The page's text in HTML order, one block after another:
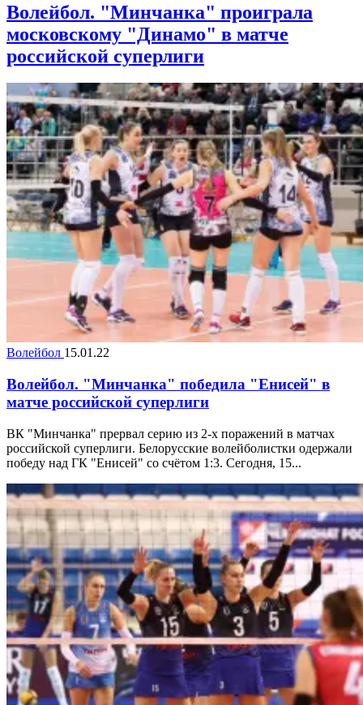
Волейбол. "Минчанка" проиграла
московскому "Динамо" в матче
российской суперлиги
Волейбол 15.01.22
Волейбол. "Минчанка" победила "Енисей" в
матче российской суперлиги
ВК "Минчанка" прервал серию из 2-х поражений в матчах
российской суперлиги. Белорусские волейболистки одержали
победу над ГК "Енисей" со счётом 1:3. Сегодня, 15...